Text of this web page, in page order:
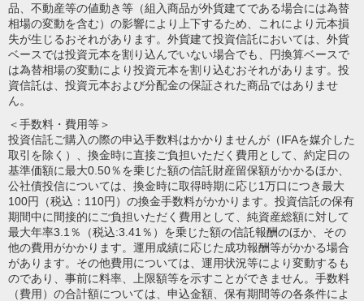
品、不動産等の値動き等（組入商品が外貨建てである場合には為替
相場の変動を含む）の影響により上下するため、これにより元本損
失が生じるおそれがあります。外貨建て投資信託においては、外貨
ベースでは投資元本を割り込んでいない場合でも、円換算ベースで
は為替相場の変動により投資元本を割り込むおそれがあります。投
資信託は、投資元本および分配金の保証された商品ではありませ
ん。
＜手数料・費用等＞
投資信託ご購入の際の申込手数料はかかりませんが（IFAを媒介した
取引を除く）、換金時に直接ご負担いただく費用として、約定日の
基準価額に最大0.50％を乗じた額の信託財産留保額がかかるほか、
公社債投信については、換金時に取得時期に応じ1万口につき最大
100円（税込：110円）の換金手数料がかかります。投資信託の保有
期間中に間接的にご負担いただく費用として、純資産総額に対して
最大年率3.1％（税込:3.41％）を乗じた額の信託報酬のほか、その
他の費用がかかります。運用成績に応じた成功報酬等がかかる場合
があります。その他費用については、運用状況等により変動するも
のであり、事前に料率、上限額等を示すことができません。手数料
（費用）の合計額については、申込金額、保有期間等の各条件によ